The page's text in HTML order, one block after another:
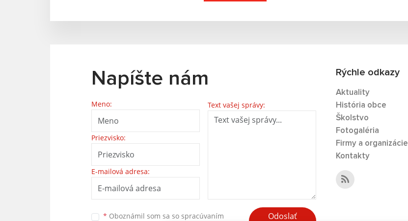
Napíšte nám
Meno:
Priezvisko:
E-mailová adresa:
Text vašej správy:
* Oboznámil som sa so spracúvaním
Odoslať
Rýchle odkazy
Aktuality
História obce
Školstvo
Fotogaléria
Firmy a organizácie
Kontakty